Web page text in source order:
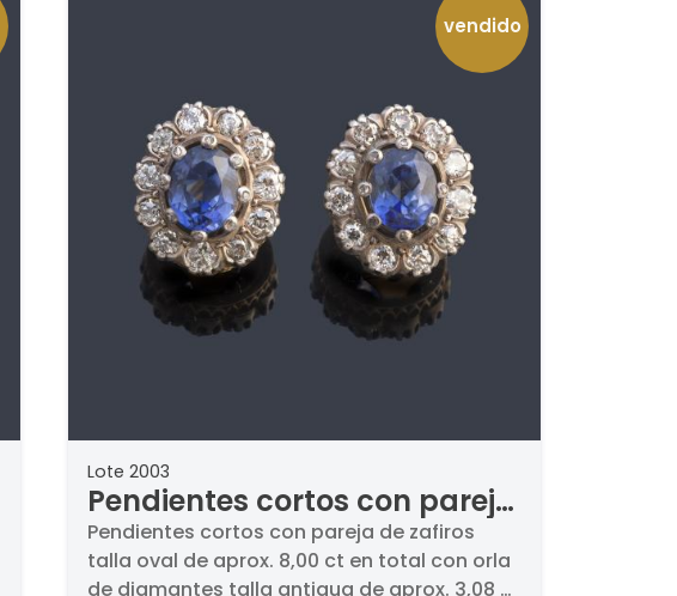
vendido
Lote 2003
Pendientes cortos con pareja
de zafiros talla oval de aprox.
8,00 ct en total con orla de
Pendientes cortos con pareja de zafiros
talla oval de aprox. 8,00 ct en total con orla
de diamantes talla antigua de aprox. 3,08 ct